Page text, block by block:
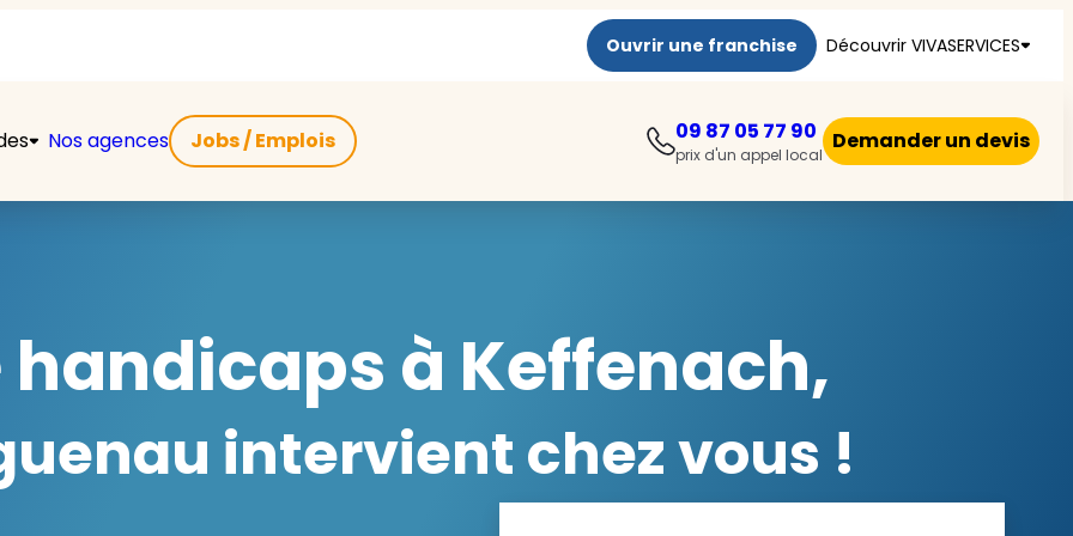
Ouvrir une franchise Découvrir VIVASERVICES
Nos agences Jobs / Emplois 09 87 05 77 90
prix d'un appel local
Demander un devis
à Keffenach,
intervient chez vous !